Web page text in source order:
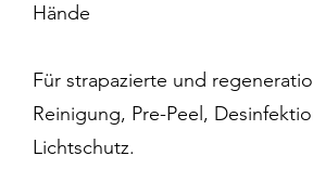
Hände
Für strapazierte und
Reinigung, Pre-Peel,
Lichtschutz.